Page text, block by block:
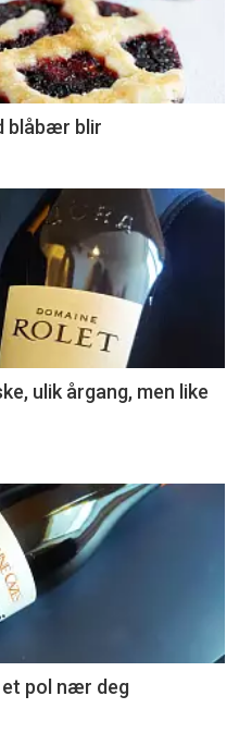
blåbær blir
ulik årgang, men like
et pol nær deg